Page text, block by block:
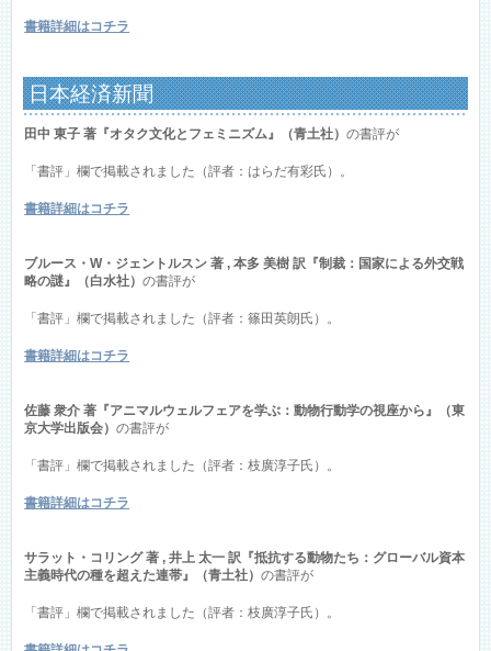
書籍詳細はコチラ
日本経済新聞
田中 東子 著『オタク文化とフェミニズム』（青土社）の書評が
「書評」欄で掲載されました（評者：はらだ有彩氏）。
書籍詳細はコチラ
ブルース・W・ジェントルスン 著 , 本多 美樹 訳『制裁：国家による外交戦
略の謎』（白水社）の書評が
「書評」欄で掲載されました（評者：篠田英朗氏）。
書籍詳細はコチラ
佐藤 衆介 著『アニマルウェルフェアを学ぶ：動物行動学の視座から』（東
京大学出版会）の書評が
「書評」欄で掲載されました（評者：枝廣淳子氏）。
書籍詳細はコチラ
サラット・コリング 著 , 井上 太一 訳『抵抗する動物たち：グローバル資本
主義時代の種を超えた連帯』（青土社）の書評が
「書評」欄で掲載されました（評者：枝廣淳子氏）。